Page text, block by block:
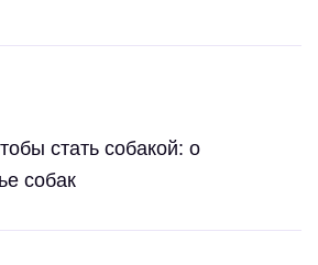
стать собакой: о
собак